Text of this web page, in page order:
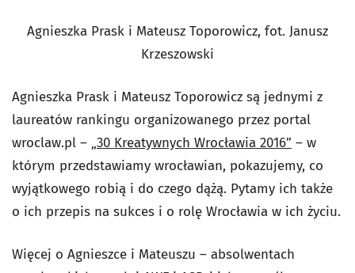
Agnieszka Prask i Mateusz Toporowicz, fot. Janusz
Krzeszowski
Agnieszka Prask i Mateusz Toporowicz są jednymi z
laureatów rankingu organizowanego przez portal
wroclaw.pl – „30 Kreatywnych Wrocławia 2016” – w
którym przedstawiamy wrocławian, pokazujemy, co
wyjątkowego robią i do czego dążą. Pytamy ich także
o ich przepis na sukces i o rolę Wrocławia w ich życiu.
Więcej o Agnieszce i Mateuszu – absolwentach